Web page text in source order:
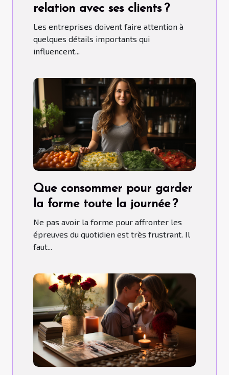
relation avec ses clients ?
Les entreprises doivent faire attention à
quelques détails importants qui
influencent...
Que consommer pour garder
la forme toute la journée ?
Ne pas avoir la forme pour affronter les
épreuves du quotidien est très frustrant. Il
faut...